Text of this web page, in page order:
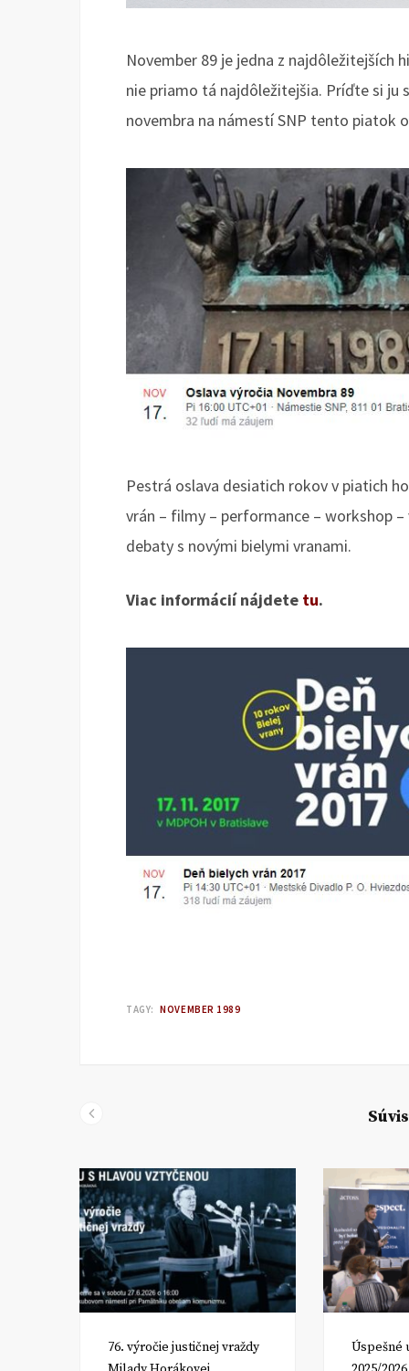
November 89 je jedna z najdôležitejších
nie priamo tá najdôležitejšia. Príďte si ju
novembra na námestí SNP tento piatok
Pestrá oslava desiatich rokov v piatich
vrán – filmy – performance – workshop
debaty s novými bielymi vranami.
Viac informácií nájdete tu.
TAGY: NOVEMBER 1989
76. výročie justičnej vraždy
Úspešné